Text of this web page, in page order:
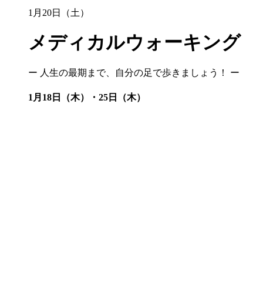
1月20日（土）
メディカルウォーキング
ー 人生の最期まで、自分の足で歩きましょう！ ー
1月18日（木）・25日（木）